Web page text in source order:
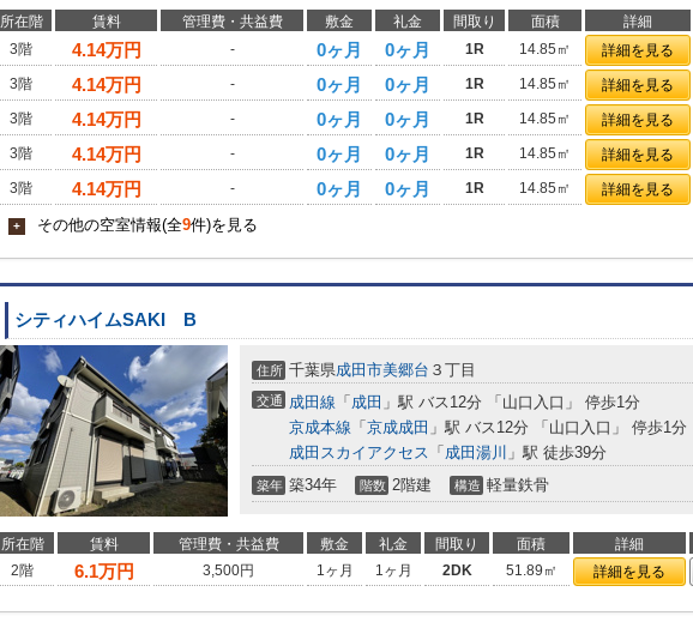
所在階 賃料 管理費・共益費 敷金 礼金 間取り 面積 詳細
3階
4.14万円 - 0ヶ月 0ヶ月 1R 14.85㎡ 詳細を見る
3階
4.14万円 - 0ヶ月 0ヶ月 1R 14.85㎡ 詳細を見る
3階
4.14万円 - 0ヶ月 0ヶ月 1R 14.85㎡ 詳細を見る
3階
4.14万円 - 0ヶ月 0ヶ月 1R 14.85㎡ 詳細を見る
3階
4.14万円 - 0ヶ月 0ヶ月 1R 14.85㎡ 詳細を見る
+ その他の空室情報(全9件)を見る
シティハイムSAKI B
住所 千葉県成田市美郷台 ３丁目
交通 成田線 「 成田 」駅 バス12分 「山口入口」 停歩1分
京成本線 「 京成成田 」駅 バス12分 「山口入口」 停歩1分
成田スカイアクセス 「 成田湯川 」駅 徒歩39分
築年 築34年 階数 2階建 構造 軽量鉄骨
所在階 賃料 管理費・共益費 敷金 礼金 間取り 面積 詳細
2階
6.1万円 3,500円 1ヶ月 1ヶ月 2DK 51.89㎡ 詳細を見る